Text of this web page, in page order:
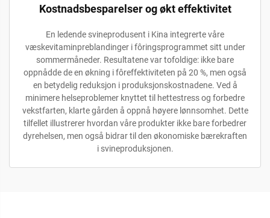
Kostnadsbesparelser og økt effektivitet
En ledende svineprodusent i Kina integrerte våre
væskevitaminpreblandinger i fôringsprogrammet sitt under
sommermåneder. Resultatene var tofoldige: ikke bare
oppnådde de en økning i fôreffektiviteten på 20 %, men også
en betydelig reduksjon i produksjonskostnadene. Ved å
minimere helseproblemer knyttet til hettestress og forbedre
vekstfarten, klarte gården å oppnå høyere lønnsomhet. Dette
tilfellet illustrerer hvordan våre produkter ikke bare forbedrer
dyrehelsen, men også bidrar til den økonomiske bærekraften
i svineproduksjonen.